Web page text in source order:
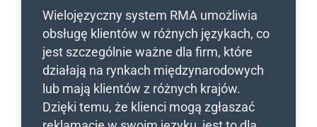
Wielojęzyczny system RMA umożliwia
obsługę klientów w różnych językach, co
jest szczególnie ważne dla firm, które
działają na rynkach międzynarodowych
lub mają klientów z różnych krajów.
Dzięki temu, że klienci mogą zgłaszać